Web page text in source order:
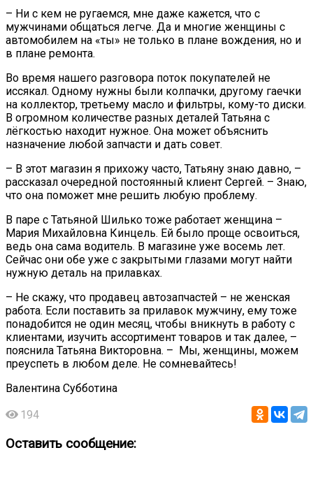
– Ни с кем не ругаемся, мне даже кажется, что с
мужчинами общаться легче. Да и многие женщины с
автомобилем на «ты» не только в плане вождения, но и
в плане ремонта.
Во время нашего разговора поток покупателей не
иссякал. Одному нужны были колпачки, другому гаечки
на коллектор, третьему масло и фильтры, кому-то диски.
В огромном количестве разных деталей Татьяна с
лёгкостью находит нужное. Она может объяснить
назначение любой запчасти и дать совет.
– В этот магазин я прихожу часто, Татьяну знаю давно, –
рассказал очередной постоянный клиент Сергей. – Знаю,
что она поможет мне решить любую проблему.
В паре с Татьяной Шилько тоже работает женщина –
Мария Михайловна Кинцель. Ей было проще освоиться,
ведь она сама водитель. В магазине уже восемь лет.
Сейчас они обе уже с закрытыми глазами могут найти
нужную деталь на прилавках.
– Не скажу, что продавец автозапчастей – не женская
работа. Если поставить за прилавок мужчину, ему тоже
понадобится не один месяц, чтобы вникнуть в работу с
клиентами, изучить ассортимент товаров и так далее, –
пояснила Татьяна Викторовна. – Мы, женщины, можем
преуспеть в любом деле. Не сомневайтесь!
Валентина Субботина
194
Оставить сообщение: